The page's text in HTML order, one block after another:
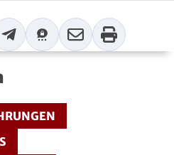
Threema
Mail Print